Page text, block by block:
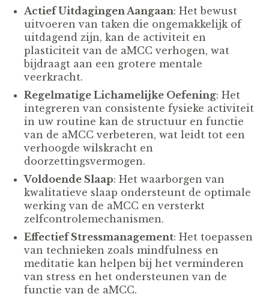
Actief Uitdagingen Aangaan: Het bewust
uitvoeren van taken die ongemakkelijk of
uitdagend zijn, kan de activiteit en
plasticiteit van de aMCC verhogen, wat
bijdraagt aan een grotere mentale
veerkracht.
Regelmatige Lichamelijke Oefening: Het
integreren van consistente fysieke activiteit
in uw routine kan de structuur en functie
van de aMCC verbeteren, wat leidt tot een
verhoogde wilskracht en
doorzettingsvermogen.
Voldoende Slaap: Het waarborgen van
kwalitatieve slaap ondersteunt de optimale
werking van de aMCC en versterkt
zelfcontrolemechanismen.
Effectief Stressmanagement: Het toepassen
van technieken zoals mindfulness en
meditatie kan helpen bij het verminderen
van stress en het ondersteunen van de
functie van de aMCC.